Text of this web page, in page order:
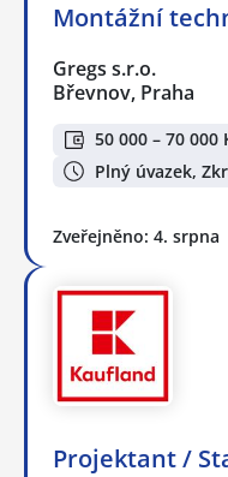
Montážní
Gregs s.r.o.
Břevnov, Praha
50 000 – 70 000
Plný úvazek,
Zveřejněno: 4. srpna
Projektant /